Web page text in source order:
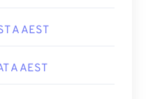
A AEST
A AEST